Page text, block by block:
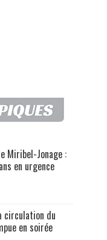
Miribel-Jonage :
en urgence
circulation du
en soirée